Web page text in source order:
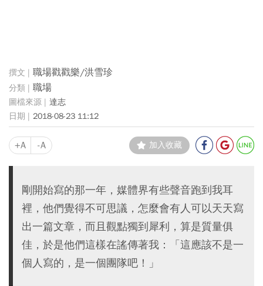
職場戳戳樂/洪雪珍
職場
達志
2018-08-23 11:12
+A -A 加入收藏
剛開始寫的那一年，媒體界有些聲音跑到我耳
裡，他們覺得不可思議，怎麼會有人可以天天寫
出一篇文章，而且觀點獨到犀利，算是質量俱
佳，於是他們這樣在謠傳著我：「這應該不是一
個人寫的，是一個團隊吧！」